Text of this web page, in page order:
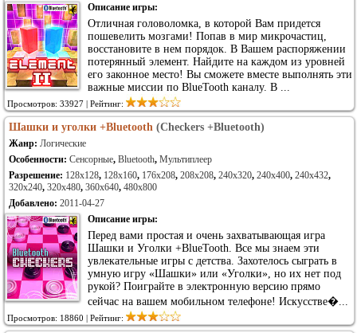
Описание игры:
Отличная головоломка, в которой Вам придется
пошевелить мозгами! Попав в мир микрочастиц,
восстановите в нем порядок. В Вашем распоряжении
потерянный элемент. Найдите на каждом из уровней
его законное место! Вы сможете вместе выполнять эти
важные миссии по BlueTooth каналу. В ...
Просмотров: 33927 | Рейтинг:
Шашки и уголки +Bluetooth (Checkers +Bluetooth)
Жанр: Логические
Особенности: Сенсорные, Bluetooth, Мультиплеер
Разрешение: 128x128, 128x160, 176x208, 208x208, 240x320, 240x400, 240x432,
320x240, 320x480, 360x640, 480x800
Добавлено: 2011-04-27
Описание игры:
Перед вами простая и очень захватывающая игра
Шашки и Уголки +BlueTooth. Все мы знаем эти
увлекательные игры с детства. Захотелось сыграть в
умную игру «Шашки» или «Уголки», но их нет под
рукой? Поиграйте в электронную версию прямо
сейчас на вашем мобильном телефоне! Искусстве�...
Просмотров: 18860 | Рейтинг: